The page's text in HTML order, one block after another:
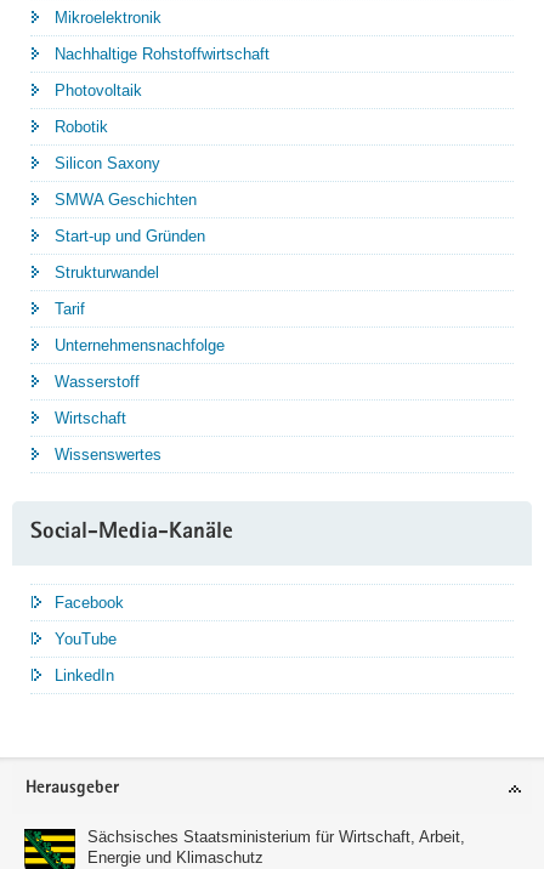
Mikroelektronik
Nachhaltige Rohstoffwirtschaft
Photovoltaik
Robotik
Silicon Saxony
SMWA Geschichten
Start-up und Gründen
Strukturwandel
Tarif
Unternehmensnachfolge
Wasserstoff
Wirtschaft
Wissenswertes
Social-Media-Kanäle
Facebook
YouTube
LinkedIn
Service
Herausgeber
Sächsisches Staatsministerium für Wirtschaft, Arbeit,
Energie und Klimaschutz